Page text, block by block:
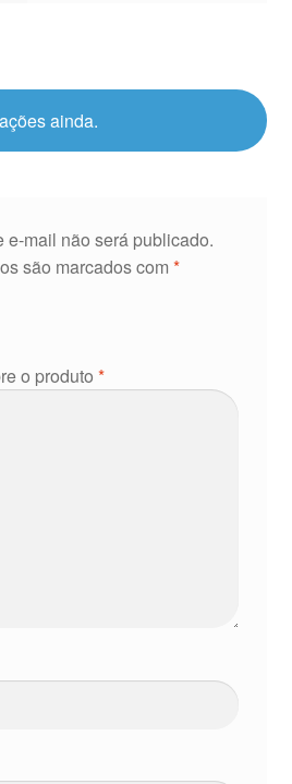
ainda.
e-mail não será publicado.
são marcados com *
o produto *